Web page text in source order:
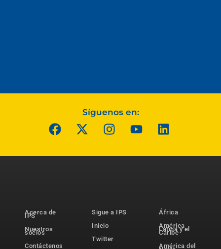
Síguenos en:
Acerca de
IPS
Nuestros
socios
Contáctenos
Sigue a IPS
Inicio
Twitter
África
América
Latina y el
Caribe
América del